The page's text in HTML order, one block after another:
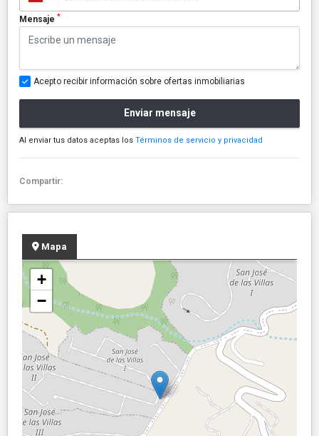
Mensaje *
Acepto recibir información sobre ofertas inmobiliarias
Enviar mensaje
Al enviar tus datos aceptas los Términos de servicio y privacidad
Compartir:
Mapa
+
−